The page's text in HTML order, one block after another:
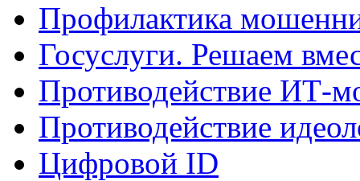
Профилактика
Госуслуги. Решаем
Противодействие ИТ-
Противодействие
Цифровой ID